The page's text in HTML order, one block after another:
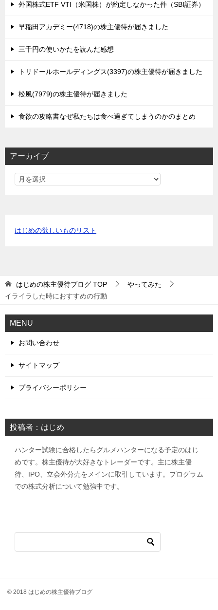
外国株式ETF VTI（米国株）が約定しなかった件（SBI証券）
早稲田アカデミー(4718)の株主優待が届きました
三千円の使いかたを読んだ感想
トリドールホールディングス(3397)の株主優待が届きました
松風(7979)の株主優待が届きました
食欲の攻略書なぜ私たちは食べ過ぎてしまうのかのまとめ
アーカイブ
はじめの欲しいものリスト
はじめの株主優待ブログ TOP
やってみた
イライラした時におすすめの行動
MENU
お問い合わせ
サイトマップ
プライバシーポリシー
投稿者：はじめ
ハンター試験に合格したらグルメハンターになる予定のはじ
めです。株主優待が大好きなトレーダーです。主に株主優
待、IPO、立会外分売をメインに取引しています。プログラム
での株式分析について勉強中です。
© 2018 はじめの株主優待ブログ